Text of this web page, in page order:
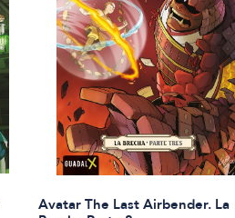
Avatar The Last Airbender. La